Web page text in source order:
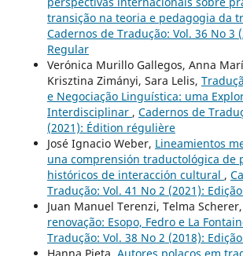
transição na teoria e pedagogia da
Cadernos de Tradução: Vol. 36 No 3
Regular
Verónica Murillo Gallegos, Anna
Krisztina Zimányi, Sara Lelis,
e Negociação Linguística: uma
Interdisciplinar , Cadernos de
(2021): Édition régulière
José Ignacio Weber, Lineamientos
una comprensión traductológica de
históricos de interacción cultural ,
Tradução: Vol. 41 No 2 (2021):
Juan Manuel Terenzi, Telma Scherer,
renovação: Esopo, Fedro e La
Tradução: Vol. 38 No 2 (2018):